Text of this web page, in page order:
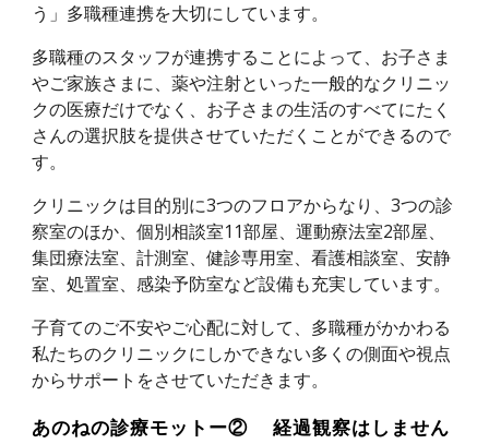
う」多職種連携を大切にしています。
多職種のスタッフが連携することによって、お子さま
やご家族さまに、薬や注射といった一般的なクリニッ
クの医療だけでなく、お子さまの生活のすべてにたく
さんの選択肢を提供させていただくことができるので
す。
クリニックは目的別に3つのフロアからなり、3つの診
察室のほか、個別相談室11部屋、運動療法室2部屋、
集団療法室、計測室、健診専用室、看護相談室、安静
室、処置室、感染予防室など設備も充実しています。
子育てのご不安やご心配に対して、多職種がかかわる
私たちのクリニックにしかできない多くの側面や視点
からサポートをさせていただきます。
あのねの診療モットー② 経過観察はしません